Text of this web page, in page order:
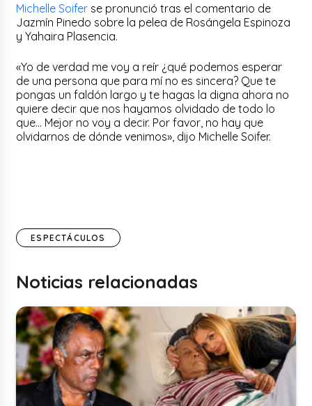
Michelle Soifer se pronunció tras el comentario de
Jazmín Pinedo sobre la pelea de Rosángela Espinoza
y Yahaira Plasencia.
«Yo de verdad me voy a reír ¿qué podemos esperar
de una persona que para mí no es sincera? Que te
pongas un faldón largo y te hagas la digna ahora no
quiere decir que nos hayamos olvidado de todo lo
que… Mejor no voy a decir. Por favor, no hay que
olvidarnos de dónde venimos», dijo Michelle Soifer.
ESPECTÁCULOS
Noticias relacionadas